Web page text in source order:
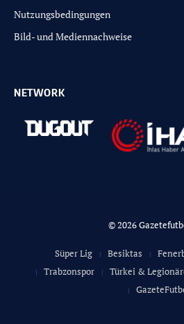
Nutzungsbedingungen
Bild- und Mediennachweise
NETWORK
© 2026
Süper Lig Besiktas
Trabzonspor
Türkei &